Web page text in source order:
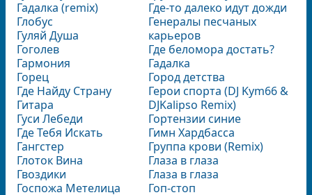
Гадалка (remix)
Глобус
Гуляй Душа
Гоголев
Гармония
Горец
Где Найду Страну
Гитара
Гуси Лебеди
Где Тебя Искать
Гангстер
Глоток Вина
Гвоздики
Госпожа Метелица
Где-то далеко идут дожди
Генералы песчаных
карьеров
Где беломора достать?
Гадалка
Город детства
Герои спорта (DJ Kym66 &
DJKalipso Remix)
Гортензии синие
Гимн Хардбасса
Группа крови (Remix)
Глаза в глаза
Глаза в глаза
Гоп-стоп